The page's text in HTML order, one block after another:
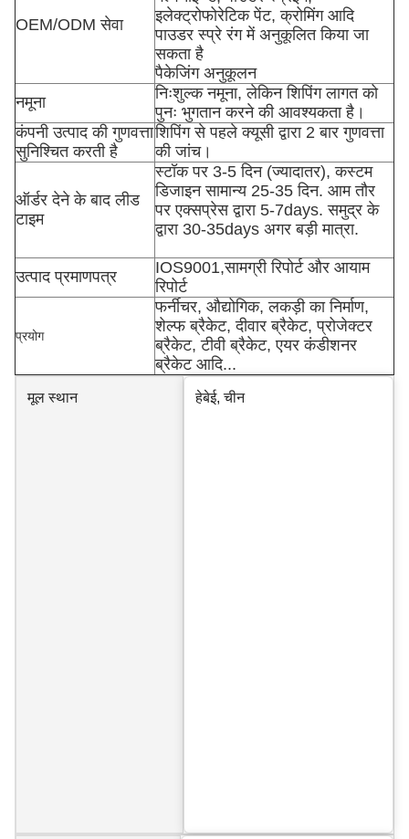
OEM/ODM सेवा
इलेक्ट्रोफोरेटिक पेंट, क्रोमिंग आदि
पाउडर स्प्रे रंग में अनुकूलित किया जा
सकता है
पैकेजिंग अनुकूलन
नमूना
निःशुल्क नमूना, लेकिन शिपिंग लागत को
पुनः भुगतान करने की आवश्यकता है।
कंपनी उत्पाद की गुणवत्ता
सुनिश्चित करती है
शिपिंग से पहले क्यूसी द्वारा 2 बार गुणवत्ता
की जांच।
ऑर्डर देने के बाद लीड
टाइम
स्टॉक पर 3-5 दिन (ज्यादातर), कस्टम
डिजाइन सामान्य 25-35 दिन. आम तौर
पर एक्सप्रेस द्वारा 5-7days. समुद्र के
द्वारा 30-35days अगर बड़ी मात्रा.
उत्पाद प्रमाणपत्र
IOS9001,सामग्री रिपोर्ट और आयाम
रिपोर्ट
प्रयोग
फर्नीचर, औद्योगिक, लकड़ी का निर्माण,
शेल्फ ब्रैकेट, दीवार ब्रैकेट, प्रोजेक्टर
ब्रैकेट, टीवी ब्रैकेट, एयर कंडीशनर
ब्रैकेट आदि...
मूल स्थान हेबेई, चीन